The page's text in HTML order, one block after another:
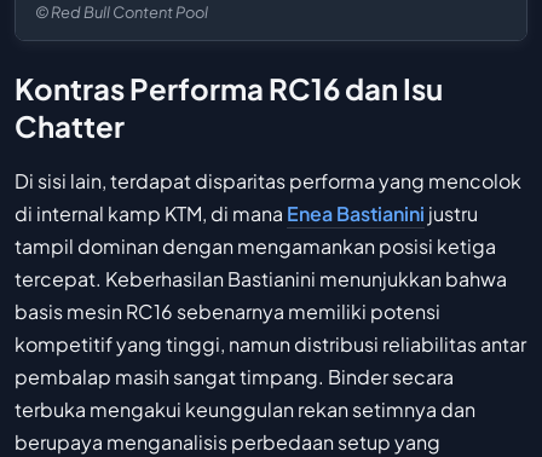
© Red Bull Content Pool
Kontras Performa RC16 dan Isu
Chatter
Di sisi lain, terdapat disparitas performa yang mencolok
di internal kamp KTM, di mana Enea Bastianini justru
tampil dominan dengan mengamankan posisi ketiga
tercepat. Keberhasilan Bastianini menunjukkan bahwa
basis mesin RC16 sebenarnya memiliki potensi
kompetitif yang tinggi, namun distribusi reliabilitas antar
pembalap masih sangat timpang. Binder secara
terbuka mengakui keunggulan rekan setimnya dan
berupaya menganalisis perbedaan setup yang